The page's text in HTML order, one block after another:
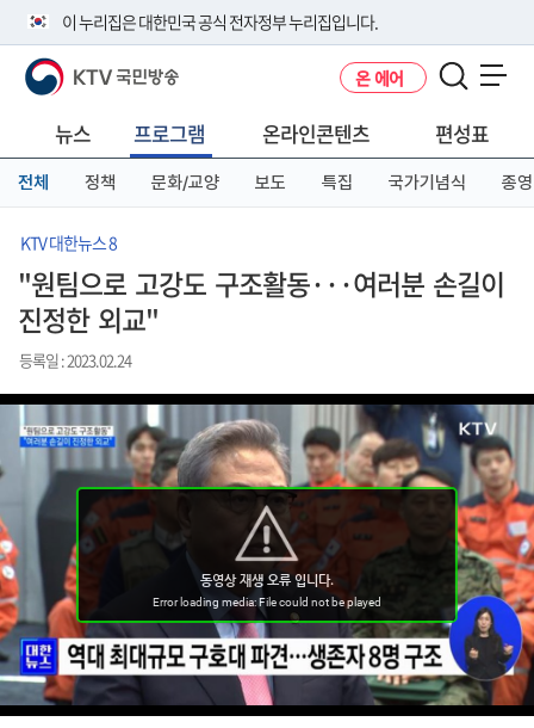
이 누리집은 대한민국 공식 전자정부 누리집입니다.
공식 누리집 주소 확인하기
니다.
이밖에 or.kr 또는 .kr등 다른 도메인 주소를 사용하고 있다면 아래 URL에
서 도메인 주소를 확인해 보세요
KTV 국민방송 온 에어
뉴스 프로그램 온라인콘텐츠 편성표
전체 정책 문화/교양 보도 특집 국가기념식 종영
KTV 대한뉴스 8
"원팀으로 고강도 구조활동···여러분 손길이
진정한 외교"
등록일 : 2023.02.24